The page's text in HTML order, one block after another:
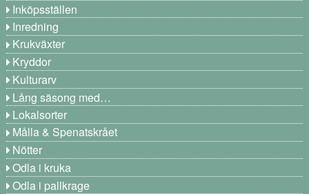
Inköpsställen
Inredning
Krukväxter
Kryddor
Kulturarv
Lång säsong med…
Lokalsorter
Målla & Spenatskrået
Nötter
Odla i kruka
Odla i pallkrage